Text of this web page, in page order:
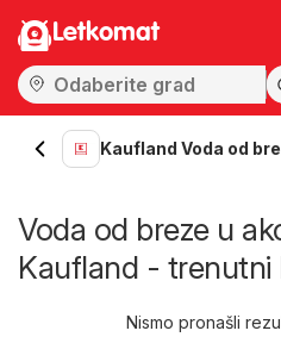
Letkomat
Kaufland Voda od
Voda od breze u
Kaufland - trenutni
Nismo pronašli